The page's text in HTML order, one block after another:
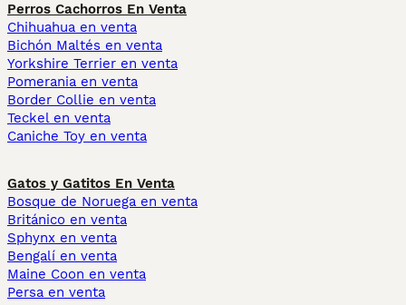
Perros Cachorros En Venta
Chihuahua en venta
Bichón Maltés en venta
Yorkshire Terrier en venta
Pomerania en venta
Border Collie en venta
Teckel en venta
Caniche Toy en venta
Gatos y Gatitos En Venta
Bosque de Noruega en venta
Británico en venta
Sphynx en venta
Bengalí en venta
Maine Coon en venta
Persa en venta